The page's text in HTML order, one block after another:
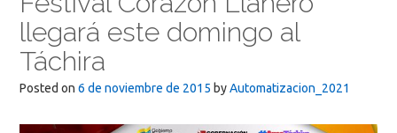
llegará este domingo al
Táchira
Posted on 6 de noviembre de 2015 byAutomatizacion_2021